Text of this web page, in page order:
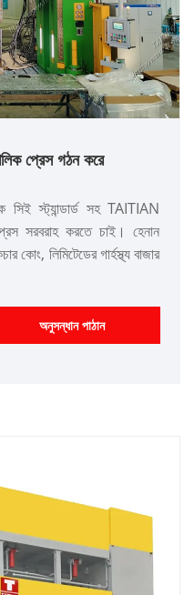
প্রেস গঠন করে
সিই স্ট্যান্ডার্ড সহ TAITIAN
সরবরাহ করতে চাই। হেনান
কোং, লিমিটেডের গার্হস্থ্য বাজার
অনুসন্ধান পাঠান